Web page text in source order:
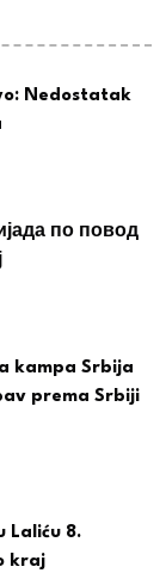
Nedostatak
по повод
kampa Srbija
prema Srbiji
Laliću 8.
kraj